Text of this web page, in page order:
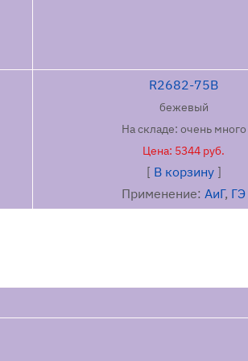
должнен принять
хирургическими иглами.
(15-30°C), относительная влажность
в интрадермальной зоне. Как в
обратить на используемые
R2682-75B
бежевый
На складе: очень много
Цена: 5344 руб.
[ В корзину]
Применение: АиГ, ГЭ